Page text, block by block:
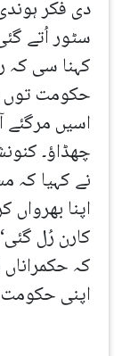
دی فکر
سٹور اُتے
کہنا سی
حکومت توں
اسیں
چھڈاؤ۔
نے کہیا کہ
اپنا بھرواں
کارن رُل
کہ
اپنی حکومت